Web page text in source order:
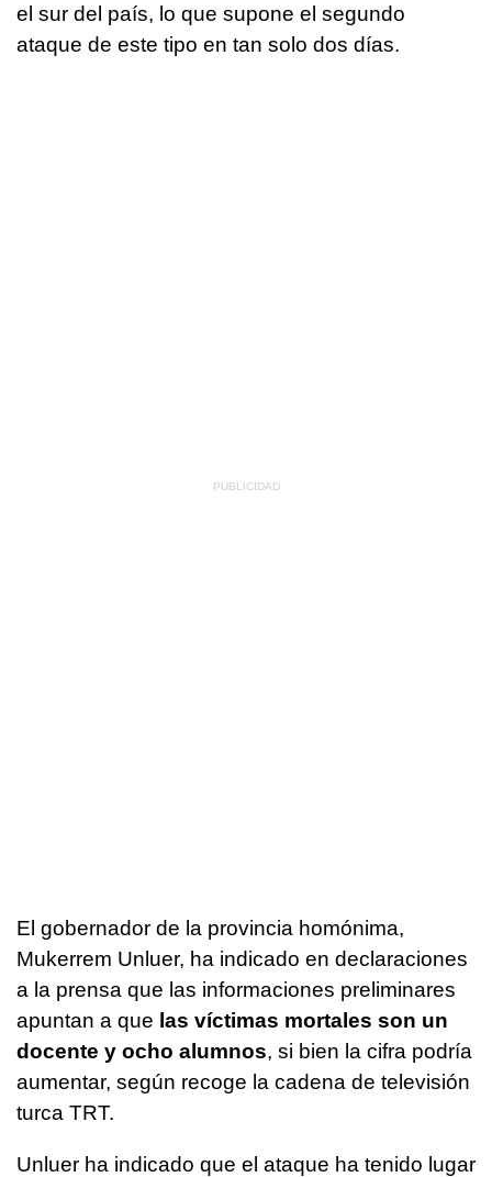
el sur del país, lo que supone el segundo
ataque de este tipo en tan solo dos días.
El gobernador de la provincia homónima,
Mukerrem Unluer, ha indicado en declaraciones
a la prensa que las informaciones preliminares
apuntan a que las víctimas mortales son un
docente y ocho alumnos, si bien la cifra podría
aumentar, según recoge la cadena de televisión
turca TRT.
Unluer ha indicado que el ataque ha tenido lugar